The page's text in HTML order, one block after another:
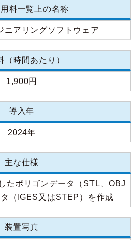
料一覧上の名称
ニアリングソフトウェア
（時間あたり）
1,900円
導入年
2024年
主な仕様
たポリゴンデータ（STL、OBJ
（IGES又はSTEP）を作成
装置写真